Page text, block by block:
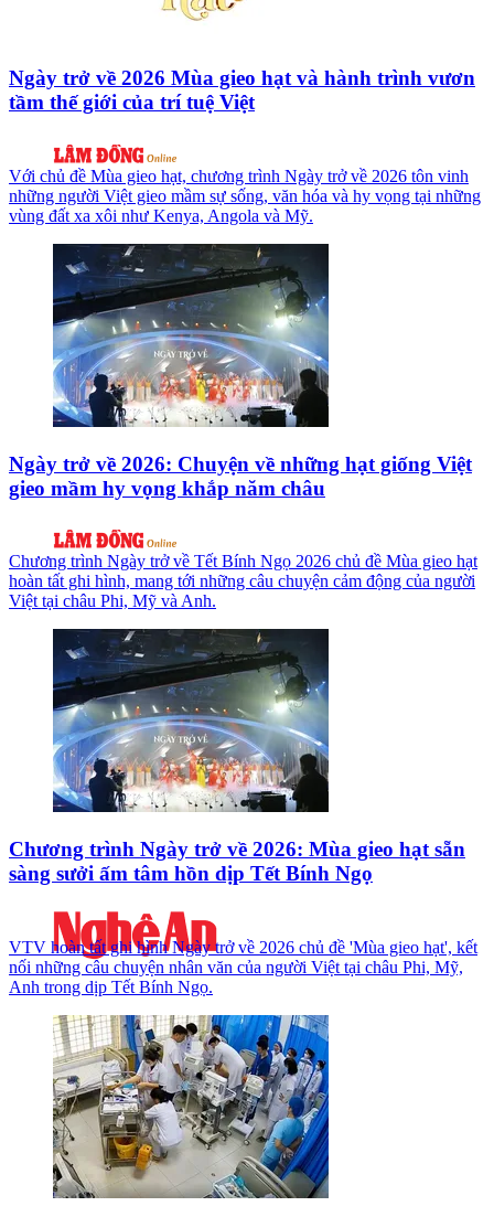
Ngày trở về 2026 Mùa gieo hạt và hành trình vươn
tầm thế giới của trí tuệ Việt
Với chủ đề Mùa gieo hạt, chương trình Ngày trở về 2026 tôn vinh
những người Việt gieo mầm sự sống, văn hóa và hy vọng tại những
vùng đất xa xôi như Kenya, Angola và Mỹ.
Ngày trở về 2026: Chuyện về những hạt giống Việt
gieo mầm hy vọng khắp năm châu
Chương trình Ngày trở về Tết Bính Ngọ 2026 chủ đề Mùa gieo hạt
hoàn tất ghi hình, mang tới những câu chuyện cảm động của người
Việt tại châu Phi, Mỹ và Anh.
Chương trình Ngày trở về 2026: Mùa gieo hạt sẵn
sàng sưởi ấm tâm hồn dịp Tết Bính Ngọ
VTV hoàn tất ghi hình Ngày trở về 2026 chủ đề 'Mùa gieo hạt', kết
nối những câu chuyện nhân văn của người Việt tại châu Phi, Mỹ,
Anh trong dịp Tết Bính Ngọ.